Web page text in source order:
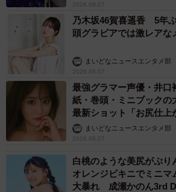
2026.08.07
乃木坂46賀喜遥香 5年
頭グラビアでは激レアな
まいどなニュースエンタメ部
2026.08.07
最強グラマー声優・井
紙・巻頭・ミニブック
最新ショット「お尻仕上
ています」「いくつにな
たい」
まいどなニュースエンタメ部
2026.08.07
白桃のような美尻がぷ
オレンジビキニでミニマ
大暴れ 成瀬かのん3rd